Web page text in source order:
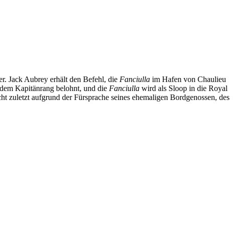
Jack Aubrey erhält den Befehl, die Fanciulla im Hafen von Chaulieu
Kapitänrang belohnt, und die Fanciulla wird als Sloop in die Royal
zuletzt aufgrund der Fürsprache seines ehemaligen Bordgenossen, des